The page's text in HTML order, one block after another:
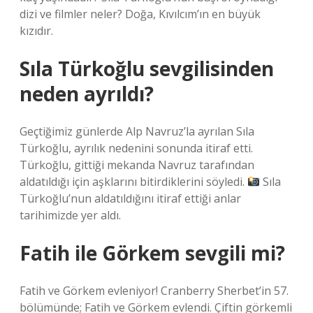
dizi ve filmler neler? Doğa, Kıvılcım’ın en büyük
kızıdır.
Sıla Türkoğlu sevgilisinden
neden ayrıldı?
Geçtiğimiz günlerde Alp Navruz’la ayrılan Sıla
Türkoğlu, ayrılık nedenini sonunda itiraf etti.
Türkoğlu, gittiği mekanda Navruz tarafından
aldatıldığı için aşklarını bitirdiklerini söyledi.
Sıla
Türkoğlu’nun aldatıldığını itiraf ettiği anlar
tarihimizde yer aldı.
Fatih ile Görkem sevgili mi?
Fatih ve Görkem evleniyor! Cranberry Sherbet’in 57.
bölümünde; Fatih ve Görkem evlendi. Çiftin görkemli